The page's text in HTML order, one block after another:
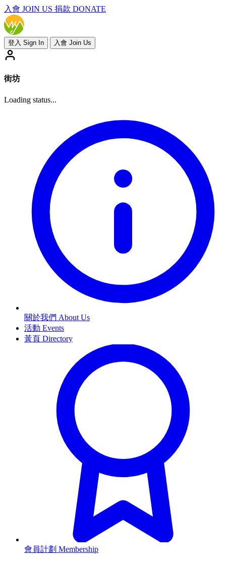
入會 JOIN US 捐款 DONATE
登入 Sign In 入會 Join Us
街坊
Loading status...
關於我們 About Us
活動 Events
黃頁 Directory
會員計劃 Membership